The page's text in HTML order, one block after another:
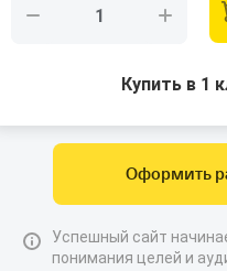
Купить в 1
Оформить
Успешный сайт
понимания целей и